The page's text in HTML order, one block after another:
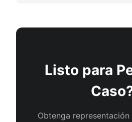
Listo para
Obtenga